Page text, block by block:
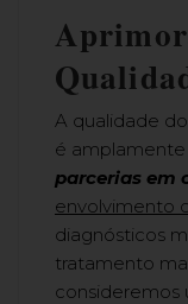
A qualidade
é
parcerias em
envolvimento
diagnósticos
tratamento
consideremos